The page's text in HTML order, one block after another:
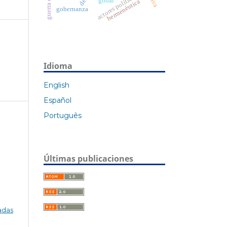
actores políticos
hermenéutica
gobernanza
Idioma
English
Español
Português
Últimas publicaciones